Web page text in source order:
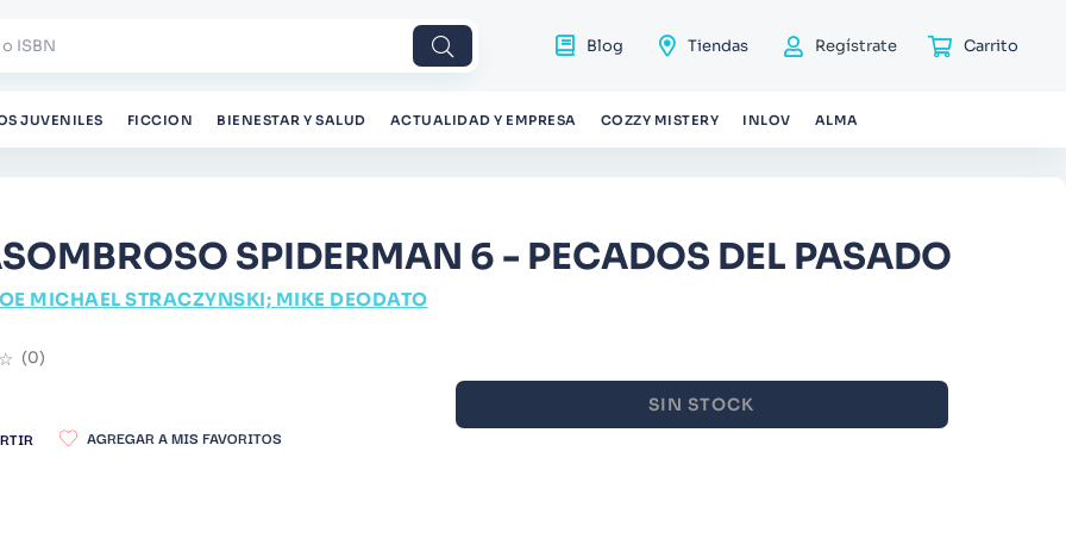
Blog Tiendas Regístrate
JUVENILES FICCION BIENESTAR Y SALUD ACTUALIDAD Y EMPRESA COZZY MISTERY INLOV ALMA
SPIDERMAN 6 - PECADOS DEL PASADO
MICHAEL STRACZYNSKI; MIKE DEODATO
☆ (0)
SIN STOCK